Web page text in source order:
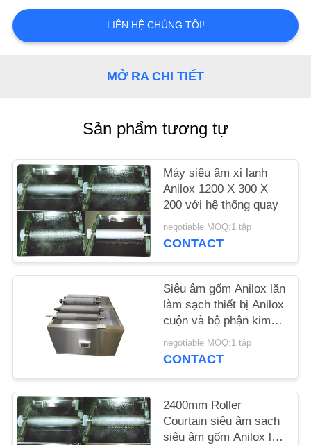
MÁY
LIÊN
HỆ
CHÚNG
TÔI
TIN
BÁO
GIÁ
LIÊN HỆ CHÚNG TÔI!
MỞ RA CHI TIẾT
Sản phẩm tương tự
Máy siêu âm xi lanh
Anilox 1200 X 300 X
200 với hệ thống quay
negotiable MOQ:1 tập
CONTACT
Siêu âm gốm Anilox lăn
làm sạch thiết bị Anilox
cuộn và bộ phận kim
loại làm sạch sonic
tắm sạch
negotiable MOQ:1 tập
CONTACT
2400mm Roller
Courtain siêu âm sạch
siêu âm gốm Anilox lăn